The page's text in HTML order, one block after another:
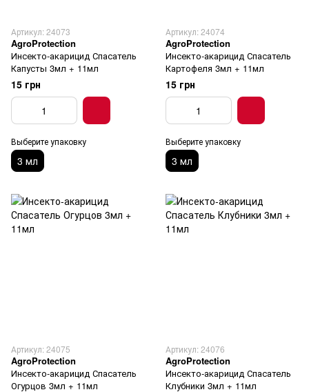
Артикул: 24073
AgroProtection
Инсекто-акарицид Спасатель
Капусты 3мл + 11мл
15 грн
Выберите упаковку
3 мл
Артикул: 24074
AgroProtection
Инсекто-акарицид Спасатель
Картофеля 3мл + 11мл
15 грн
Выберите упаковку
3 мл
Артикул: 24075
AgroProtection
Инсекто-акарицид Спасатель
Огурцов 3мл + 11мл
Артикул: 24076
AgroProtection
Инсекто-акарицид Спасатель
Клубники 3мл + 11мл